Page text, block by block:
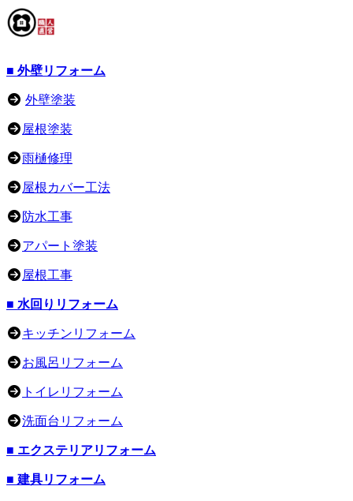
■ 外壁リフォーム
外壁塗装
屋根塗装
雨樋修理
屋根カバー工法
防水工事
アパート塗装
屋根工事
■ 水回りリフォーム
キッチンリフォーム
お風呂リフォーム
トイレリフォーム
洗面台リフォーム
■ エクステリアリフォーム
■ 建具リフォーム